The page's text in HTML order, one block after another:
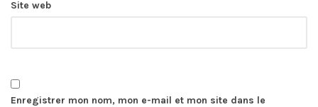
Site web
Enregistrer mon nom, mon e-mail et mon site dans le